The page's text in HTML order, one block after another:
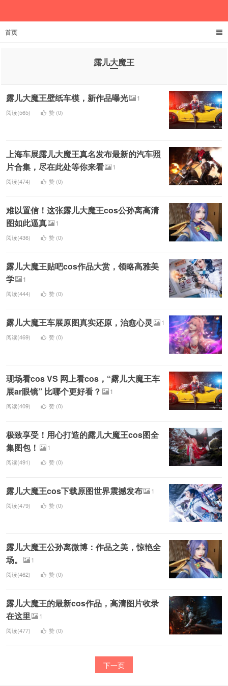
首页
露儿大魔王
露儿大魔王壁纸车模，新作品曝光 1
阅读(565) 赞 (0)
上海车展露儿大魔王真名发布最新的汽车照
片合集，尽在此处等你来看
1
阅读(474) 赞 (0)
难以置信！这张露儿大魔王cos公孙离高清
图如此逼真
1
阅读(436) 赞 (0)
露儿大魔王贴吧cos作品大赏，领略高雅美
学
1
阅读(444) 赞 (0)
露儿大魔王车展原图真实还原，治愈心灵 1
阅读(469) 赞 (0)
现场看cos VS 网上看cos，“露儿大魔王车
展ar眼镜” 比哪个更好看？
1
阅读(409) 赞 (0)
极致享受！用心打造的露儿大魔王cos图全
集图包！
1
阅读(491) 赞 (0)
露儿大魔王cos下载原图世界震撼发布 1
阅读(479) 赞 (0)
露儿大魔王公孙离微博：作品之美，惊艳全
场。
1
阅读(462) 赞 (0)
露儿大魔王的最新cos作品，高清图片收录
在这里
1
阅读(477) 赞 (0)
下一页